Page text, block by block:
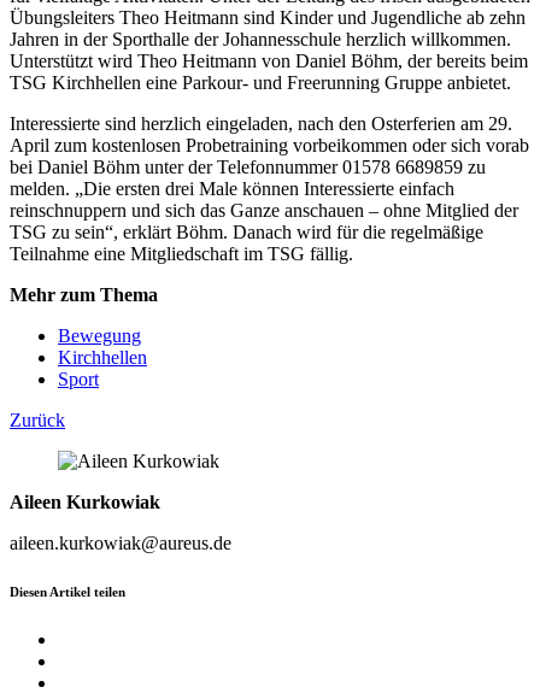
Übungsleiters Theo Heitmann sind Kinder und Jugendliche ab zehn
Jahren in der Sporthalle der Johannesschule herzlich willkommen.
Unterstützt wird Theo Heitmann von Daniel Böhm, der bereits beim
TSG Kirchhellen eine Parkour- und Freerunning Gruppe anbietet.
Interessierte sind herzlich eingeladen, nach den Osterferien am 29.
April zum kostenlosen Probetraining vorbeikommen oder sich vorab
bei Daniel Böhm unter der Telefonnummer 01578 6689859 zu
melden. „Die ersten drei Male können Interessierte einfach
reinschnuppern und sich das Ganze anschauen – ohne Mitglied der
TSG zu sein“, erklärt Böhm. Danach wird für die regelmäßige
Teilnahme eine Mitgliedschaft im TSG fällig.
Mehr zum Thema
Bewegung
Kirchhellen
Sport
Zurück
Aileen Kurkowiak
aileen.kurkowiak@aureus.de
Diesen Artikel teilen